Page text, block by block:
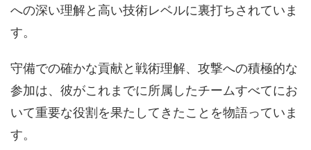
への深い理解と高い技術レベルに裏打ちされていま
す。
守備での確かな貢献と戦術理解、攻撃への積極的な
参加は、彼がこれまでに所属したチームすべてにお
いて重要な役割を果たしてきたことを物語っていま
す。